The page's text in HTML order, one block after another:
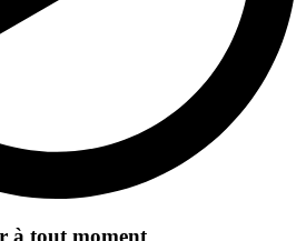
à tout moment